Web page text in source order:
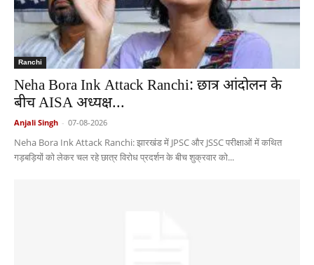
Ranchi
Neha Bora Ink Attack Ranchi: छात्र आंदोलन के
बीच AISA अध्यक्ष...
Anjali Singh - 07-08-2026
Neha Bora Ink Attack Ranchi: झारखंड में JPSC और JSSC परीक्षाओं में कथित
गड़बड़ियों को लेकर चल रहे छात्र विरोध प्रदर्शन के बीच शुक्रवार को...